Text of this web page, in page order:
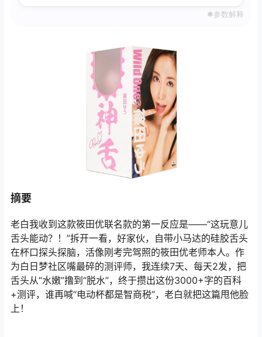
✱参数解释
摘要
老白我收到这款筱田优联名款的第一反应是——“这玩意儿
舌头能动？！”拆开一看，好家伙，自带小马达的硅胶舌头
在杯口探头探脑，活像刚考完驾照的筱田优老师本人。作
为白日梦社区嘴最碎的测评师，我连续7天、每天2发，把
舌头从“水嫩”撸到“脱水”，终于攒出这份3000+字的百科
+测评，谁再喊“电动杯都是智商税”，老白就把这篇甩他脸
上！